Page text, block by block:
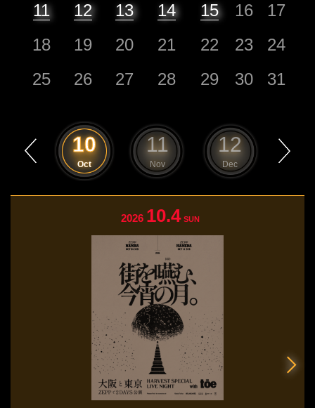
11
12 13 14 15 16
17
18
19 20 21 22 23
24
25
26 27 28 29 30 31
10
Oct
11
Nov
12
Dec
2026 10.4 SUN